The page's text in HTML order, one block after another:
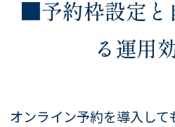
■予約枠設定と
る運用
オンライン予約を導入し